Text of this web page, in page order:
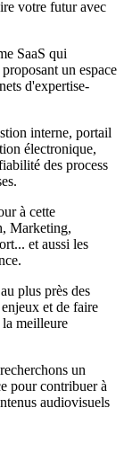
votre futur avec
SaaS qui
un espace
d'expertise-
interne, portail
électronique,
des process
à cette
Marketing,
et aussi les
plus près des
et de faire
meilleure
un
pour contribuer à
audiovisuels